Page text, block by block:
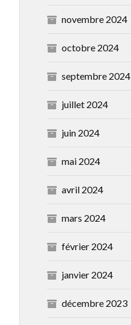
novembre 2024
octobre 2024
septembre 2024
juillet 2024
juin 2024
mai 2024
avril 2024
mars 2024
février 2024
janvier 2024
décembre 2023